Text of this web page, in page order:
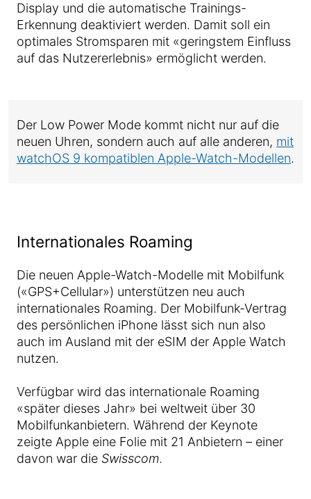
Display und die automatische Trainings-
Erkennung deaktiviert werden. Damit soll ein
optimales Stromsparen mit «geringstem Einfluss
auf das Nutzererlebnis» ermöglicht werden.
Der Low Power Mode kommt nicht nur auf die
neuen Uhren, sondern auch auf alle anderen, mit
watchOS 9 kompatiblen Apple-Watch-Modellen.
Internationales Roaming
Die neuen Apple-Watch-Modelle mit Mobilfunk
(«GPS+Cellular») unterstützen neu auch
internationales Roaming. Der Mobilfunk-Vertrag
des persönlichen iPhone lässt sich nun also
auch im Ausland mit der eSIM der Apple Watch
nutzen.
Verfügbar wird das internationale Roaming
«später dieses Jahr» bei weltweit über 30
Mobilfunkanbietern. Während der Keynote
zeigte Apple eine Folie mit 21 Anbietern – einer
davon war die Swisscom.